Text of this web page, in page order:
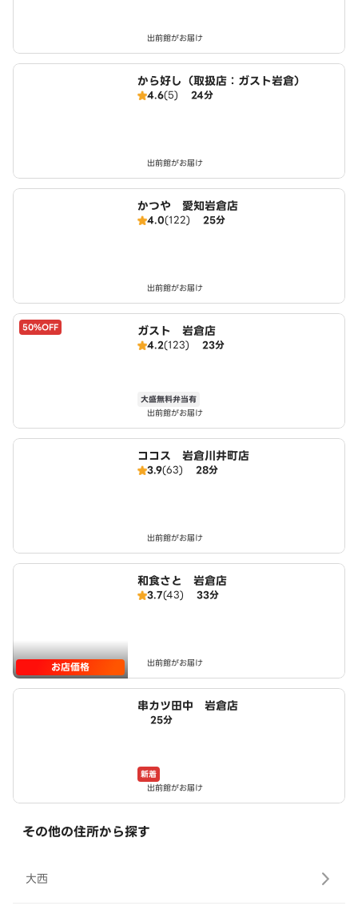
出前館がお届け
から好し（取扱店：ガスト岩倉）
4.6(5) 24分
出前館がお届け
かつや 愛知岩倉店
4.0(122) 25分
出前館がお届け
50%OFF ガスト 岩倉店
4.2(123) 23分
大盛無料弁当有
出前館がお届け
ココス 岩倉川井町店
3.9(63) 28分
出前館がお届け
お店価格
和食さと 岩倉店
3.7(43) 33分
出前館がお届け
串カツ田中 岩倉店
25分
新着
出前館がお届け
その他の住所から探す
大西